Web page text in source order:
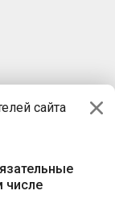
сайта
числе